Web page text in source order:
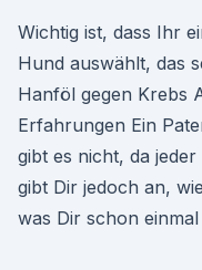
Wichtig ist, dass Ihr
Hund auswählt, das
Hanföl gegen Krebs
Erfahrungen Ein
gibt es nicht, da
gibt Dir jedoch an,
was Dir schon